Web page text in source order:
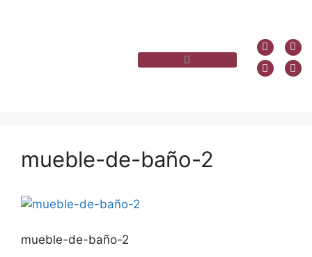
mueble-de-baño-2
mueble-de-baño-2